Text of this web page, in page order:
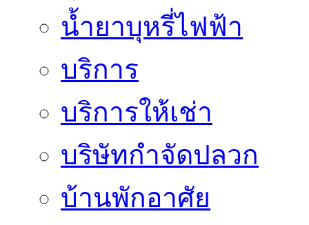
น้ำยาบุหรี่ไฟฟ้า
บริการ
บริการให้เช่า
บริษัทกำจัดปลวก
บ้านพักอาศัย